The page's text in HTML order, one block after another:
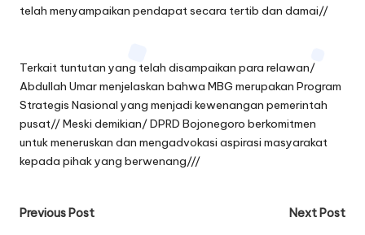
telah menyampaikan pendapat secara tertib dan damai//
Terkait tuntutan yang telah disampaikan para relawan/
Abdullah Umar menjelaskan bahwa MBG merupakan Program
Strategis Nasional yang menjadi kewenangan pemerintah
pusat// Meski demikian/ DPRD Bojonegoro berkomitmen
untuk meneruskan dan mengadvokasi aspirasi masyarakat
kepada pihak yang berwenang///
Post
Previous Post
Next Post